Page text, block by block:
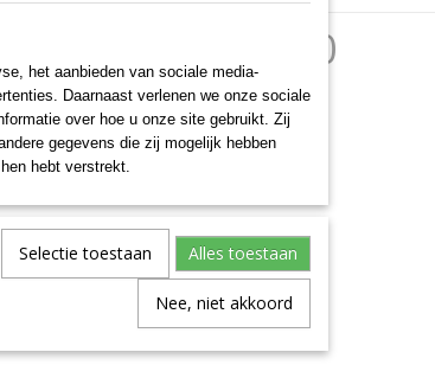
1,5 mm x 100
500 g
het aanbieden van sociale media-
Daarnaast verlenen we onze sociale
over hoe u onze site gebruikt. Zij
gegevens die zij mogelijk hebben
hebt verstrekt.
Selectie toestaan Alles toestaan
Nee, niet akkoord